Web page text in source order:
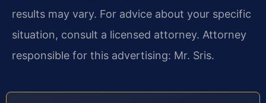
results may vary. For advice about your specific
situation, consult a licensed attorney. Attorney
responsible for this advertising: Mr. Sris.